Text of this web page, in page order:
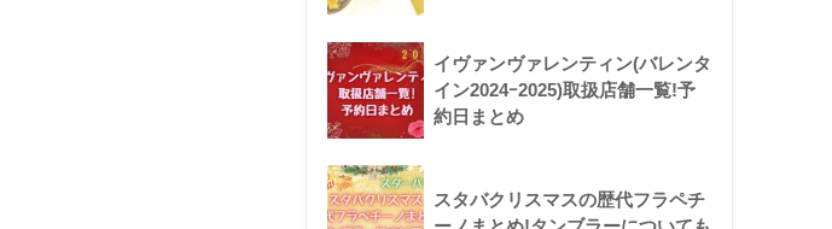
イヴァンヴァレンティン(バレンタ
イン2024ｰ2025)取扱店舗一覧!予
約日まとめ
スタバクリスマスの歴代フラペチ